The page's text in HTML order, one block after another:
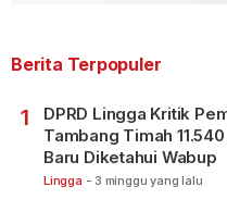
Berita Terpopuler
1
DPRD Lingga Kritik
Tambang Timah
Baru Diketahui Wabup
Lingga - 3 minggu yang lalu